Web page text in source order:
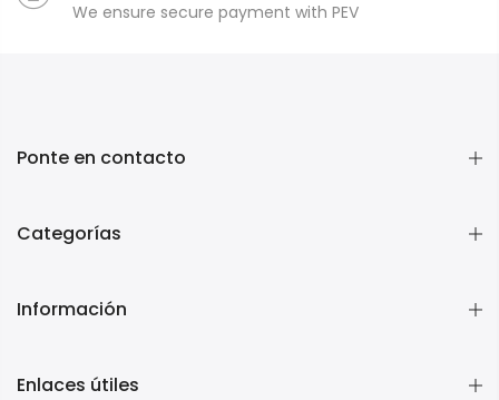
We ensure secure payment with PEV
Ponte en contacto
Categorías
Información
Enlaces útiles